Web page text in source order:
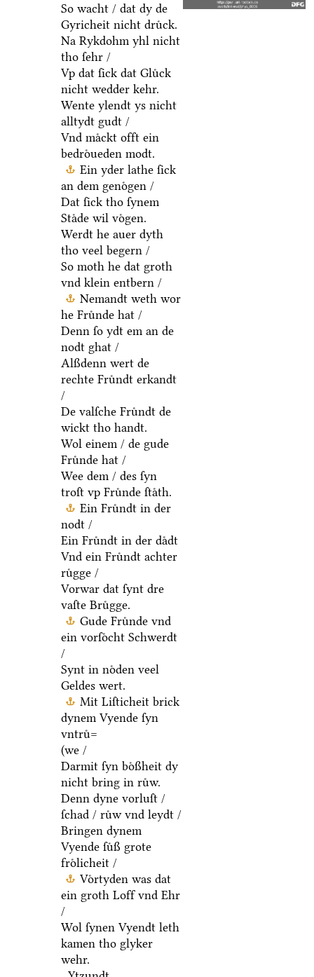
So wacht / dat dy de
Gyricheit nicht druͤck.
Na Rykdohm yhl nicht
tho ſehr /
Vp dat ſick dat Gluͤck
nicht wedder kehr.
Wente ylendt ys nicht
alltydt gudt /
Vnd maͤckt offt ein
bedroͤueden modt.
Ein yder lathe ſick
an dem genoͤgen /
Dat ſick tho ſynem
Staͤde wil voͤgen.
Werdt he auer dyth
tho veel begern /
So moth he dat groth
vnd klein entbern /
Nemandt weth wor
he Fruͤnde hat /
Denn ſo ydt em an de
nodt ghat /
Alßdenn wert de
rechte Fruͤndt erkandt
/
De valſche Fruͤndt de
wickt tho handt.
Wol einem / de gude
Fruͤnde hat /
Wee dem / des ſyn
troſt vp Fruͤnde ſtaͤth.
Ein Fruͤndt in der
nodt /
Ein Fruͤndt in der daͤdt
Vnd ein Fruͤndt achter
ruͤgge /
Vorwar dat ſynt dre
vaſte Bruͤgge.
Gude Fruͤnde vnd
ein vorſoͤcht Schwerdt
/
Synt in noͤden veel
Geldes wert.
Mit Liſticheit brick
dynem Vyende ſyn
vntruͤ=
(we /
Darmit ſyn boͤßheit dy
nicht bring in ruͤw.
Denn dyne vorluſt /
ſchad / ruͤw vnd leydt /
Bringen dynem
Vyende ſuͤß grote
froͤlicheit /
Voͤrtyden was dat
ein groth Loff vnd Ehr
/
Wol ſynen Vyendt leth
kamen tho glyker
wehr.